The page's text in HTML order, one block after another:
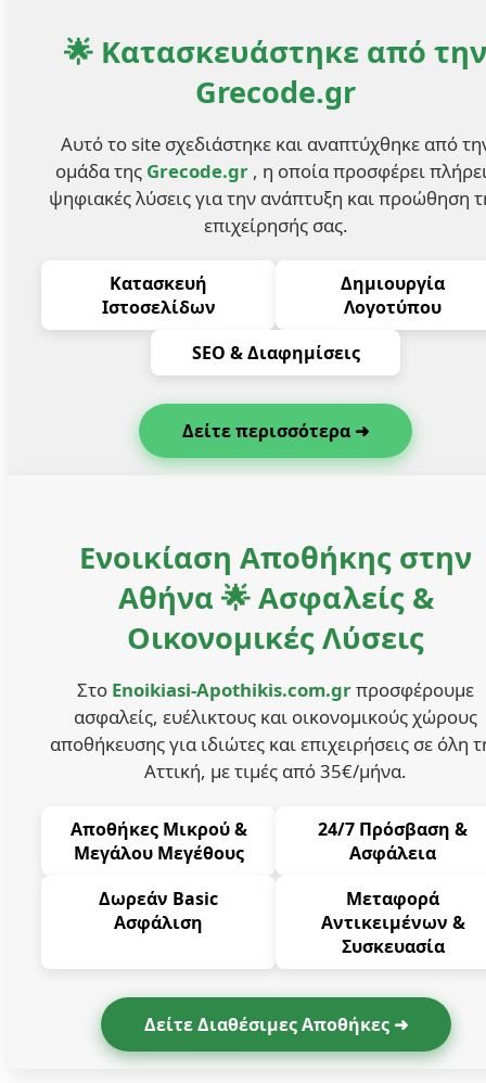
🌟 Κατασκευάστηκε από την
Grecode.gr
Αυτό το site σχεδιάστηκε και αναπτύχθηκε από
ομάδα της Grecode.gr , η οποία προσφέρει
ψηφιακές λύσεις για την ανάπτυξη και προώθηση
επιχείρησής σας.
Κατασκευή
Ιστοσελίδων
Δημιουργία
Λογοτύπου
SEO & Διαφημίσεις
Δείτε περισσότερα ➜
Ενοικίαση Αποθήκης στην
Αθήνα 🌟 Ασφαλείς &
Οικονομικές Λύσεις
Στο Enoikiasi-Apothikis.com.grπροσφέρουμε
ασφαλείς, ευέλικτους και οικονομικούς χώρους
αποθήκευσης για ιδιώτες και επιχειρήσεις σε όλη
Αττική, με τιμές από 35€/μήνα.
Αποθήκες Μικρού &
Μεγάλου Μεγέθους
24/7 Πρόσβαση &
Ασφάλεια
Δωρεάν Basic
Ασφάλιση
Μεταφορά
Αντικειμένων &
Συσκευασία
Δείτε Διαθέσιμες Αποθήκες ➜